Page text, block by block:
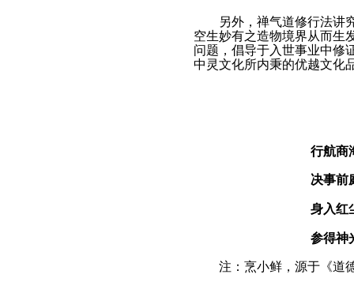
另外，禅气道修行法讲
空生妙有之造物境界从而生
问题，倡导于入世事业中修
中灵文化所内秉的优越文化
行航商
决事前
身入红
参得神
注：烹小鲜，源于《道